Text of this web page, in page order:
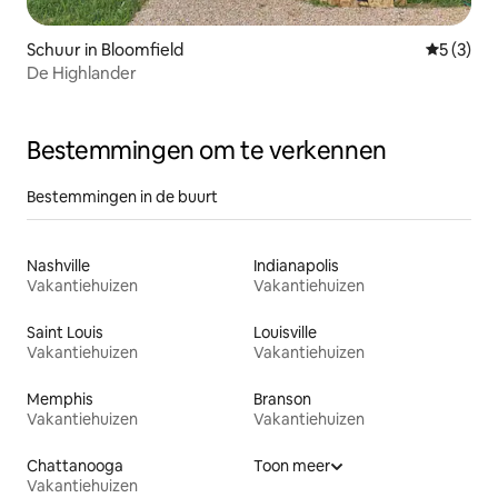
Schuur in Bloomfield
5 (3)
De Highlander
Bestemmingen om te verkennen
Bestemmingen in de buurt
Nashville
Vakantiehuizen
Indianapolis
Vakantiehuizen
Saint Louis
Vakantiehuizen
Louisville
Vakantiehuizen
Memphis
Vakantiehuizen
Branson
Vakantiehuizen
Chattanooga
Vakantiehuizen
Toon meer